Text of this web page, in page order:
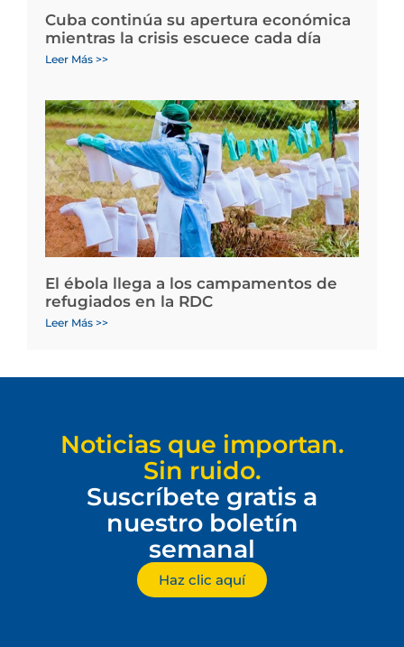
Cuba continúa su apertura económica
mientras la crisis escuece cada día
Leer Más >>
El ébola llega a los campamentos de
refugiados en la RDC
Leer Más >>
Noticias que importan.
Sin ruido.
Suscríbete gratis a
nuestro boletín
semanal
Haz clic aquí